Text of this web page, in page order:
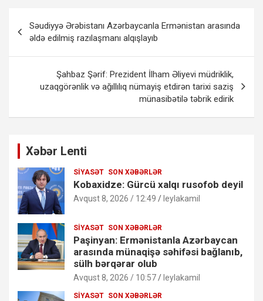
naviqasiyası
Səudiyyə Ərəbistanı Azərbaycanla Ermənistan arasında
əldə edilmiş razılaşmanı alqışlayıb
Şahbaz Şərif: Prezident İlham Əliyevi müdriklik,
uzaqgörənlik və ağıllılıq nümayiş etdirən tarixi saziş
münasibətilə təbrik edirik
Xəbər Lenti
SIYASƏT SON XƏBƏRLƏR
Kobaxidze: Gürcü xalqı rusofob deyil
Avqust 8, 2026 / 12:49 leylakamil
SIYASƏT SON XƏBƏRLƏR
Paşinyan: Ermənistanla Azərbaycan
arasında münaqişə səhifəsi bağlanıb,
sülh bərqərar olub
Avqust 8, 2026 / 10:57 leylakamil
SIYASƏT SON XƏBƏRLƏR